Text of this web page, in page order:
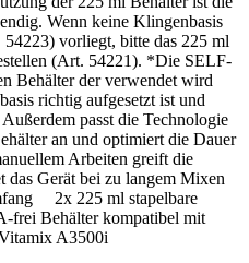
Wenn keine Klingenbasis
vorliegt, bitte das 225 ml
(Art. 54221). *Die SELF-
Behälter der verwendet wird
richtig aufgesetzt ist und
passt die Technologie
an und optimiert die Dauer
Arbeiten greift die
das Gerät bei zu langem Mixen
2x 225 ml stapelbare
Behälter kompatibel mit
A3500i